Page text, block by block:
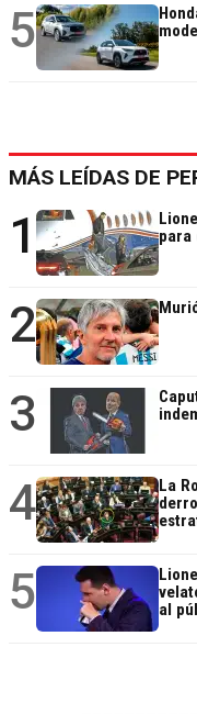
5
MÁS LEÍDAS DE
1
para
2
3
4
La
5
al